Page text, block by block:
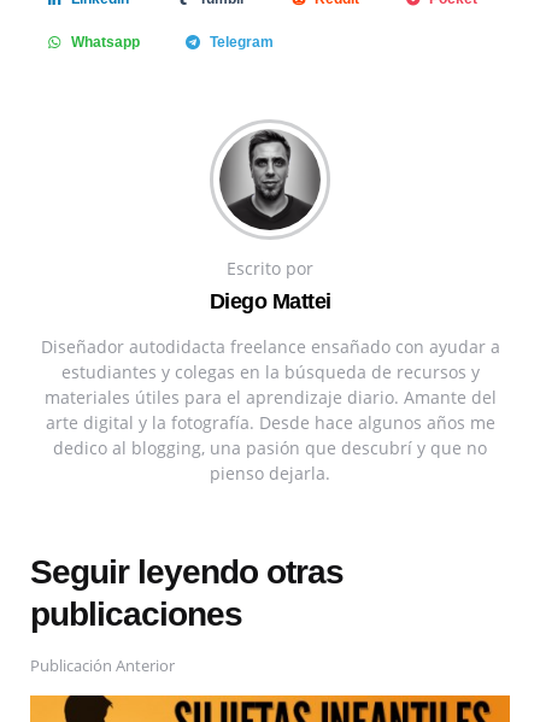
Whatsapp Telegram
Escrito por
Diego Mattei
Diseñador autodidacta freelance ensañado con ayudar a
estudiantes y colegas en la búsqueda de recursos y
materiales útiles para el aprendizaje diario. Amante del
arte digital y la fotografía. Desde hace algunos años me
dedico al blogging, una pasión que descubrí y que no
pienso dejarla.
Seguir leyendo otras
publicaciones
Publicación Anterior